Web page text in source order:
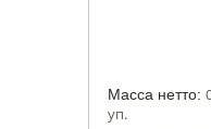
Масса нетто:
уп.